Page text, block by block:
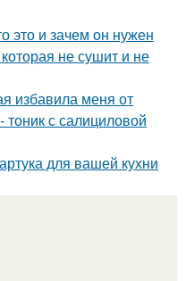
это и зачем он нужен
не сушит и не
избавила меня от
с салициловой
для вашей кухни